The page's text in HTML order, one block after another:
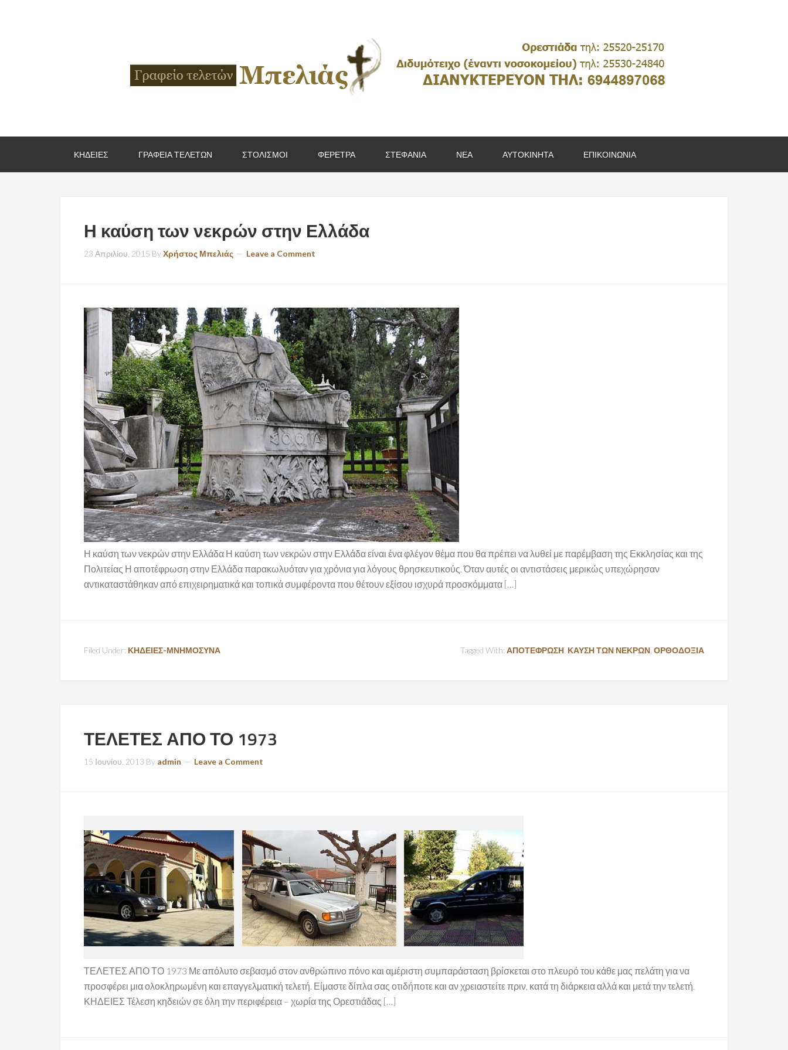
ΚΗΔΕΙΕΣ ΓΡΑΦΕΙΑ ΤΕΛΕΤΩΝ ΣΤΟΛΙΣΜΟΙ ΦΕΡΕΤΡΑ ΣΤΕΦΑΝΙΑ ΝΕΑ ΑΥΤΟΚΙΝΗΤΑ ΕΠΙΚΟΙΝΩΝΙΑ
Η καύση των νεκρών στην Ελλάδα
23 Απριλίου, 2015 ByΧρήστος Μπελιάς Leave a Comment
Η καύση των νεκρών στην Ελλάδα Η καύση των νεκρών στην Ελλάδα είναι ένα φλέγον θέμα που θα πρέπει να λυθεί με παρέμβαση της Εκκλησίας και της
Πολιτείας Η αποτέφρωση στην Ελλάδα παρακωλυόταν για χρόνια για λόγους θρησκευτικούς. Όταν αυτές οι αντιστάσεις μερικώς υπεχώρησαν
αντικαταστάθηκαν από επιχειρηματικά και τοπικά συμφέροντα που θέτουν εξίσου ισχυρά προσκόμματα […]
Filed Under: ΚΗΔΕΙΕΣ-ΜΝΗΜΟΣΥΝΑ Tagged With: ΑΠΟΤΕΦΡΩΣΗ ΚΑΥΣΗ ΤΩΝ ΝΕΚΡΩΝ ΟΡΘΟΔΟΞΙΑ
ΤΕΛΕΤΕΣ ΑΠΟ ΤΟ 1973
15 Ιουνίου, 2013 By admin Leave a Comment
ΤΕΛΕΤΕΣ ΑΠΟ ΤΟ 1973 Με απόλυτο σεβασμό στον ανθρώπινο πόνο και αμέριστη συμπαράσταση βρίσκεται στο πλευρό του κάθε μας πελάτη για να
προσφέρει μια ολοκληρωμένη και επαγγελματική τελετή. Είμαστε δίπλα σας οτιδήποτε και αν χρειαστείτε πριν, κατά τη διάρκεια αλλά και μετά την τελετή.
ΚΗΔΕΙΕΣ Τέλεση κηδειών σε όλη την περιφέρεια – χωρία της Ορεστιάδας […]